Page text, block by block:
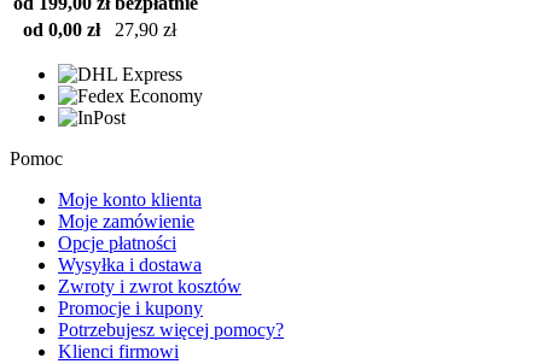
od 0,00 zł
27,90 zł
Pomoc
Moje konto klienta
Moje zamówienie
Opcje płatności
Wysyłka i dostawa
Zwroty i zwrot kosztów
Promocje i kupony
Potrzebujesz więcej pomocy?
Klienci firmowi